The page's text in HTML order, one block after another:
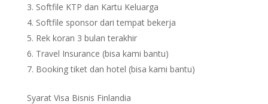
Softfile KTP dan Kartu Keluarga
Softfile sponsor dari tempat bekerja
Rek koran 3 bulan terakhir
Travel Insurance (bisa kami bantu)
Booking tiket dan hotel (bisa kami bantu)
Syarat Visa Bisnis Finlandia